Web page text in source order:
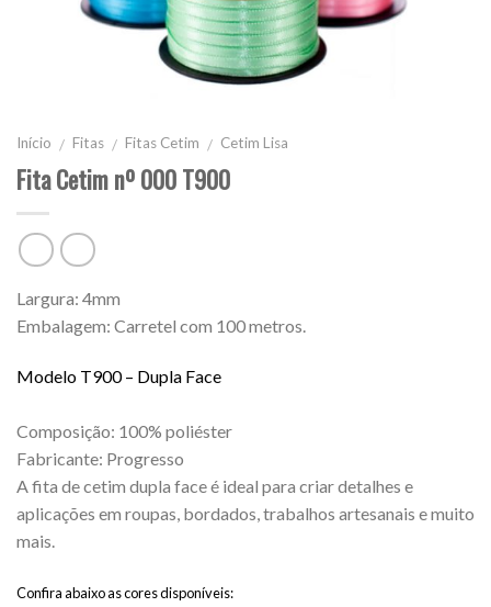
Início / Fitas / Fitas Cetim / Cetim Lisa
Fita Cetim nº 000 T900
Largura: 4mm
Embalagem: Carretel com 100 metros.
Modelo T900 – Dupla Face
Composição: 100% poliéster
Fabricante: Progresso
A fita de cetim dupla face é ideal para criar detalhes e
aplicações em roupas, bordados, trabalhos artesanais e muito
mais.
Confira abaixo as cores disponíveis: